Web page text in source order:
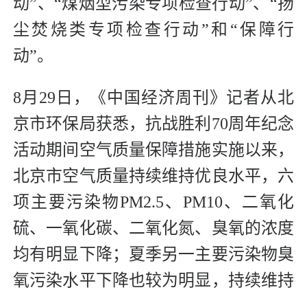
尘焚烧类专项检查行动”和“保障行
动”。
8月29日，《中国经济周刊》记者从北
京市环保局获悉，抗战胜利70周年纪念
活动期间空气质量保障措施实施以来，
北京市空气质量持续维持优良水平，六
项主要污染物PM2.5、PM10、二氧化
硫、一氧化碳、二氧化氮、臭氧的浓度
均有明显下降；夏季另一主要污染物臭
氧污染水平下降也较为明显，持续维持